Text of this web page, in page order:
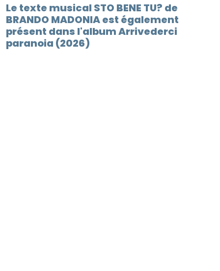
Le texte musical STO BENE TU? de
BRANDO MADONIA est également
présent dans l'album Arrivederci
paranoia (2026)